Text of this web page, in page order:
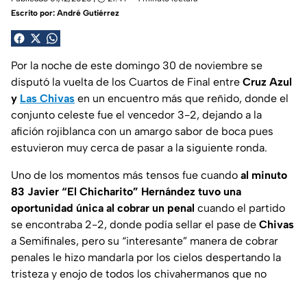
Escrito por: André Gutiérrez
Por la noche de este domingo 30 de noviembre se
disputó la vuelta de los Cuartos de Final entre Cruz Azul
y Las Chivas en un encuentro más que reñido, donde el
conjunto celeste fue el vencedor 3-2, dejando a la
afición rojiblanca con un amargo sabor de boca pues
estuvieron muy cerca de pasar a la siguiente ronda.
Uno de los momentos más tensos fue cuando al minuto
83 Javier “El Chicharito” Hernández tuvo una
oportunidad única al cobrar un penal cuando el partido
se encontraba 2-2, donde podía sellar el pase de Chivas
a Semifinales, pero su “interesante” manera de cobrar
penales le hizo mandarla por los cielos despertando la
tristeza y enojo de todos los chivahermanos que no